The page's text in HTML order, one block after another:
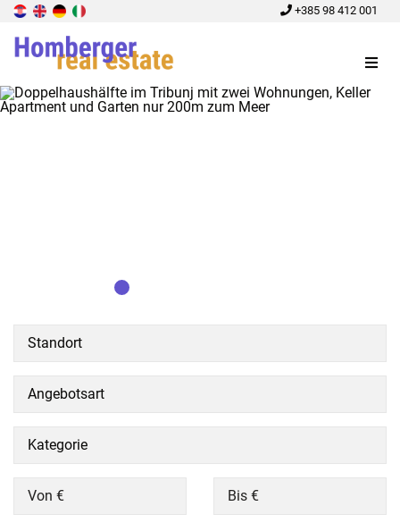
+385 98 412 001
Menu